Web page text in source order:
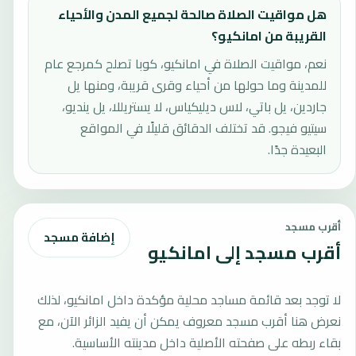
هل مواقيت الصلاة صالحة لجميع المدن والأحياء
القريبة من امانكيو؟
نعم، مواقيت الصلاة في امانكيو، كوبا تصلح كمرجع عام
للمدينة وما حولها من أحياء وقرى قريبة، ومنها يل
جاردين، يل باتي، لاس ديليكياس، لا يستريللا، يل ينديو،
سيتيو فيجو. قد تختلف الدقائق قليلًا في المواقع
البعيدة جدًا.
أقرب مسجد
أقرب مسجد إلى امانكيو إضافة مسجد
لا توجد بعد قائمة مساجد محلية مؤكدة داخل امانكيو، لذلك
نعرض هنا أقرب مسجد معروف يمكن أن يفيد الزائر الآن، مع
بقاء ربطه على صفحته الأصلية داخل مدينته الأساسية.